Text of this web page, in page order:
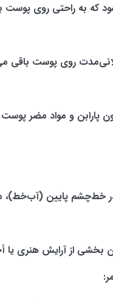
که به راحتی روی پوست
روی پوست باقی
پارابن و مواد مضر
خط‌چشم پایین (آب‌خط)،
بخشی از آرایش هنری یا